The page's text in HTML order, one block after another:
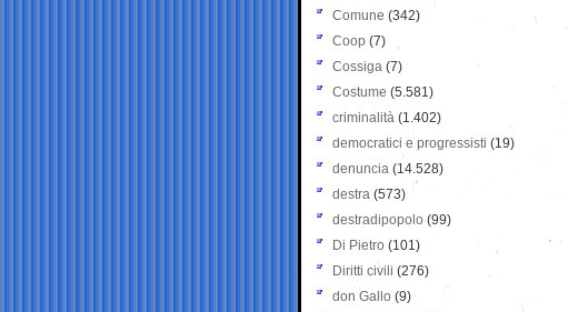
Comune (342)
Coop (7)
Cossiga (7)
Costume (5.581)
criminalità (1.402)
democratici e progressisti (19)
denuncia (14.528)
destra (573)
destradipopolo (99)
Di Pietro (101)
Diritti civili (276)
don Gallo (9)